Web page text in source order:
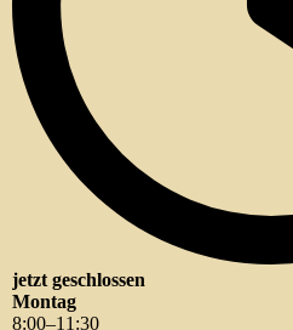
jetzt geschlossen
Montag
8:00–11 :30